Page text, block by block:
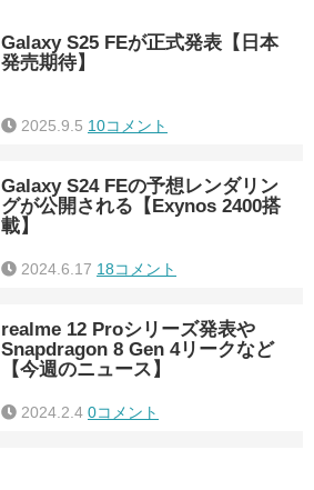
Galaxy S25 FEが正式発表【日本
発売期待】
2025.9.5 10コメント
Galaxy S24 FEの予想レンダリン
グが公開される【Exynos 2400搭
載】
2024.6.17 18コメント
realme 12 Proシリーズ発表や
Snapdragon 8 Gen 4リークなど
【今週のニュース】
2024.2.4 0コメント